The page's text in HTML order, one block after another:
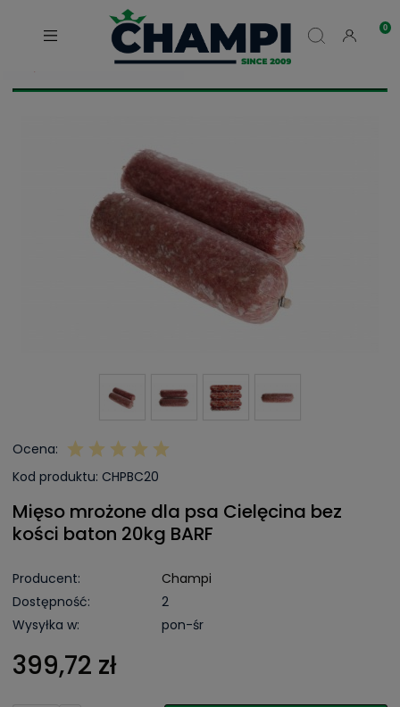
Ocena:
Kod produktu: CHPBC20
Mięso mrożone dla psa Cielęcina bez
kości baton 20kg BARF
Producent:
Champi
Dostępność:
2
Wysyłka w:
pon-śr
399,72 zł